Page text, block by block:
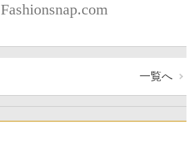
Fashionsnap.com
一覧へ